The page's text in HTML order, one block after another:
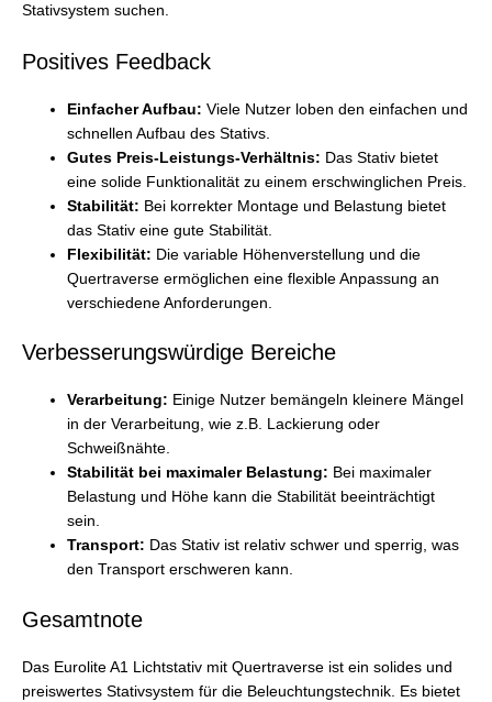
Stativsystem suchen.
Positives Feedback
Einfacher Aufbau: Viele Nutzer loben den einfachen und
schnellen Aufbau des Stativs.
Gutes Preis-Leistungs-Verhältnis: Das Stativ bietet
eine solide Funktionalität zu einem erschwinglichen Preis.
Stabilität: Bei korrekter Montage und Belastung bietet
das Stativ eine gute Stabilität.
Flexibilität: Die variable Höhenverstellung und die
Quertraverse ermöglichen eine flexible Anpassung an
verschiedene Anforderungen.
Verbesserungswürdige Bereiche
Verarbeitung: Einige Nutzer bemängeln kleinere Mängel
in der Verarbeitung, wie z.B. Lackierung oder
Schweißnähte.
Stabilität bei maximaler Belastung: Bei maximaler
Belastung und Höhe kann die Stabilität beeinträchtigt
sein.
Transport: Das Stativ ist relativ schwer und sperrig, was
den Transport erschweren kann.
Gesamtnote
Das Eurolite A1 Lichtstativ mit Quertraverse ist ein solides und
preiswertes Stativsystem für die Beleuchtungstechnik. Es bietet